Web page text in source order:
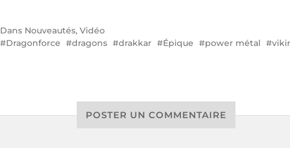
Dans Nouveautés, Vidéo
Dragonforce
dragons drakkar Épique power métal
POSTER UN COMMENTAIRE